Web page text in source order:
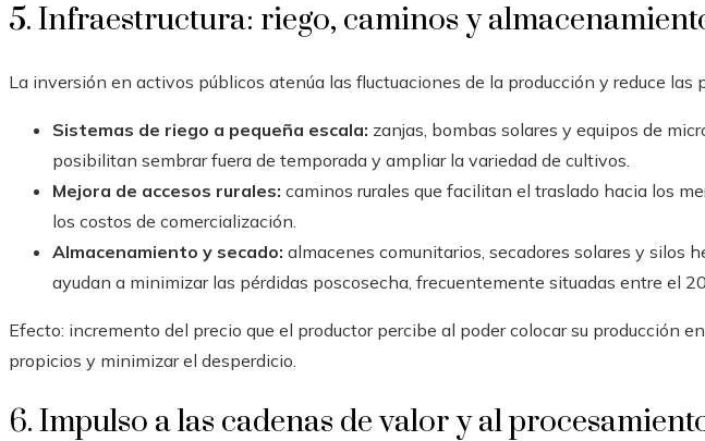
5. Infraestructura: riego, caminos y
La inversión en activos públicos atenúa las fluctuaciones de la producción y reduce las
Sistemas de riego a pequeña escala: zanjas, bombas solares y equipos de
posibilitan sembrar fuera de temporada y ampliar la variedad de cultivos.
Mejora de accesos rurales: caminos rurales que facilitan el traslado hacia los
los costos de comercialización.
Almacenamiento y secado: almacenes comunitarios, secadores solares y silos
ayudan a minimizar las pérdidas poscosecha, frecuentemente situadas entre el
Efecto: incremento del precio que el productor percibe al poder colocar su producción
propicios y minimizar el desperdicio.
6. Impulso a las cadenas de valor y al